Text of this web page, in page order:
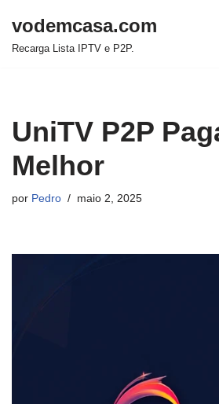
Pular
vodemcasa.com
Recarga Lista IPTV e P2P.
UniTV P2P
Melhor
por Pedro maio 2, 2025